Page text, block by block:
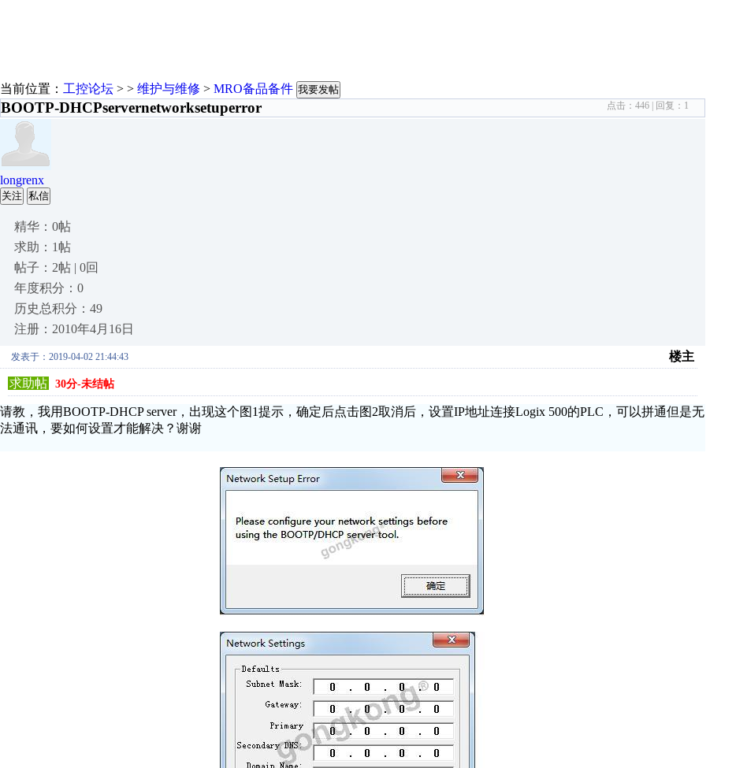
当前位置： 工控论坛 > > 维护与维修 > MRO备品备件 我要发帖
BOOTP-DHCPservernetworksetuperror 点击： 446 | 回复： 1
longrenx
关注 私信
精华：0帖
求助：1帖
帖子：2帖 | 0回
年度积分：0
历史总积分：49
注册：2010年4月16日
发表于：2019-04-02 21:44:43
楼主
求助帖
30分-未结帖
请教，我用BOOTP-DHCP server，出现这个图1提示，确定后点击图2取消后，设置IP地址连接Logix 500的PLC，可以拼通但是无
法通讯，要如何设置才能解决？谢谢